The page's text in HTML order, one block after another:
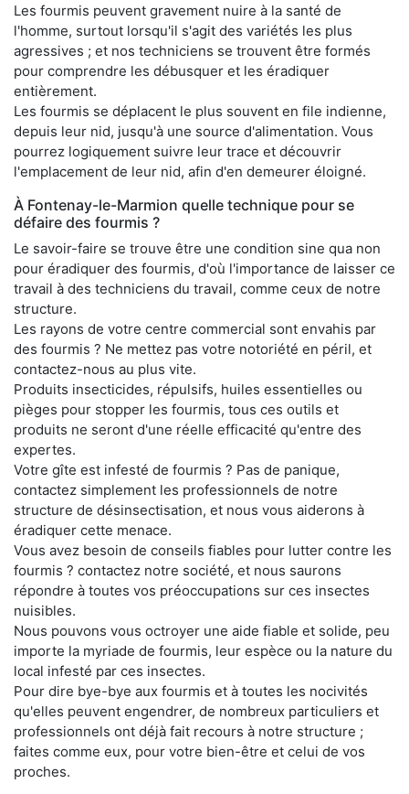
Les fourmis peuvent gravement nuire à la santé de
l'homme, surtout lorsqu'il s'agit des variétés les plus
agressives ; et nos techniciens se trouvent être formés
pour comprendre les débusquer et les éradiquer
entièrement.
Les fourmis se déplacent le plus souvent en file indienne,
depuis leur nid, jusqu'à une source d'alimentation. Vous
pourrez logiquement suivre leur trace et découvrir
l'emplacement de leur nid, afin d'en demeurer éloigné.
À Fontenay-le-Marmion quelle technique pour se
défaire des fourmis ?
Le savoir-faire se trouve être une condition sine qua non
pour éradiquer des fourmis, d'où l'importance de laisser ce
travail à des techniciens du travail, comme ceux de notre
structure.
Les rayons de votre centre commercial sont envahis par
des fourmis ? Ne mettez pas votre notoriété en péril, et
contactez-nous au plus vite.
Produits insecticides, répulsifs, huiles essentielles ou
pièges pour stopper les fourmis, tous ces outils et
produits ne seront d'une réelle efficacité qu'entre des
expertes.
Votre gîte est infesté de fourmis ? Pas de panique,
contactez simplement les professionnels de notre
structure de désinsectisation, et nous vous aiderons à
éradiquer cette menace.
Vous avez besoin de conseils fiables pour lutter contre les
fourmis ? contactez notre société, et nous saurons
répondre à toutes vos préoccupations sur ces insectes
nuisibles.
Nous pouvons vous octroyer une aide fiable et solide, peu
importe la myriade de fourmis, leur espèce ou la nature du
local infesté par ces insectes.
Pour dire bye-bye aux fourmis et à toutes les nocivités
qu'elles peuvent engendrer, de nombreux particuliers et
professionnels ont déjà fait recours à notre structure ;
faites comme eux, pour votre bien-être et celui de vos
proches.